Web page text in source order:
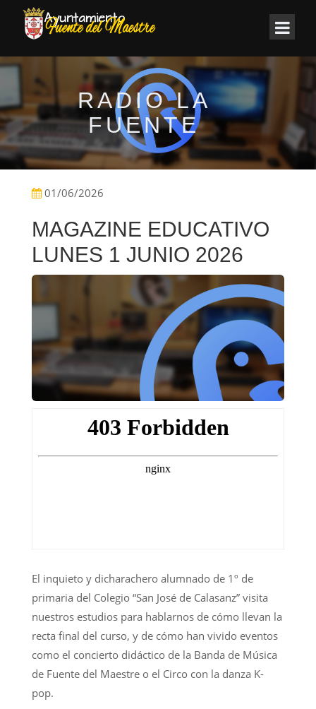
RADIO LA
FUENTE
01/06/2026
MAGAZINE EDUCATIVO
LUNES 1 JUNIO 2026
El inquieto y dicharachero alumnado de 1º de
primaria del Colegio “San José de Calasanz” visita
nuestros estudios para hablarnos de cómo llevan la
recta final del curso, y de cómo han vivido eventos
como el concierto didáctico de la Banda de Música
de Fuente del Maestre o el Circo con la danza K-
pop.